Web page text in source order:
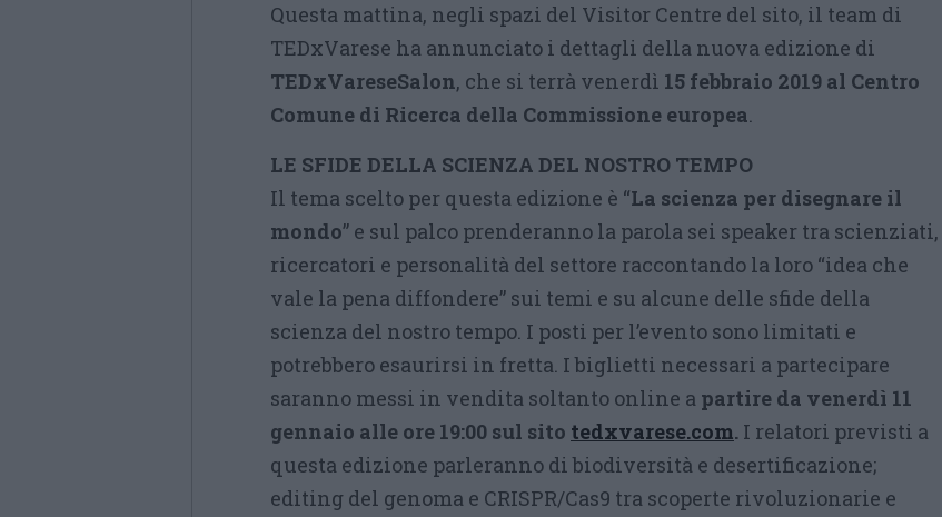
Questa mattina, negli spazi del Visitor Centre del sito, il team di
TEDxVarese ha annunciato i dettagli della nuova edizione di
TEDxVareseSalon, che si terrà venerdì 15 febbraio 2019 al Centro
Comune di Ricerca della Commissione europea.
LE SFIDE DELLA SCIENZA DEL NOSTRO TEMPO
Il tema scelto per questa edizione è “La scienza per disegnare il
mondo” e sul palco prenderanno la parola sei speaker tra scienziati,
ricercatori e personalità del settore raccontando la loro “idea che
vale la pena diffondere” sui temi e su alcune delle sfide della
scienza del nostro tempo. I posti per l’evento sono limitati e
potrebbero esaurirsi in fretta. I biglietti necessari a partecipare
saranno messi in vendita soltanto online a partire da venerdì 11
gennaio alle ore 19:00 sul sito tedxvarese.com. I relatori previsti a
questa edizione parleranno di biodiversità e desertificazione;
editing del genoma e CRISPR/Cas9 tra scoperte rivoluzionarie e